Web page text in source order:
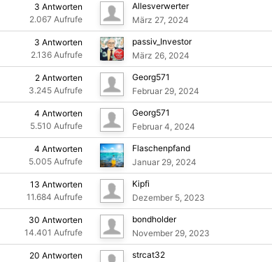
3 Antworten
2.067 Aufrufe
Allesverwerter
März 27, 2024
3 Antworten
2.136 Aufrufe
passiv_Investor
März 26, 2024
2 Antworten
3.245 Aufrufe
Georg571
Februar 29, 2024
4 Antworten
5.510 Aufrufe
Georg571
Februar 4, 2024
4 Antworten
5.005 Aufrufe
Flaschenpfand
Januar 29, 2024
13 Antworten
11.684 Aufrufe
Kipfi
Dezember 5, 2023
30 Antworten
14.401 Aufrufe
bondholder
November 29, 2023
20 Antworten
strcat32